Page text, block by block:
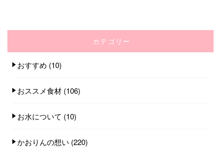
カテゴリー
おすすめ (10)
おススメ食材 (106)
お水について (10)
かおりんの想い (220)